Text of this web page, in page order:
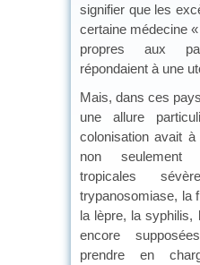
signifier que les
certaine médecine
propres aux
répondaient à une
Mais, dans ces
une allure
colonisation avait
non seulement
tropicales
trypanosomiase, la
la lèpre, la syphilis,
encore
prendre en